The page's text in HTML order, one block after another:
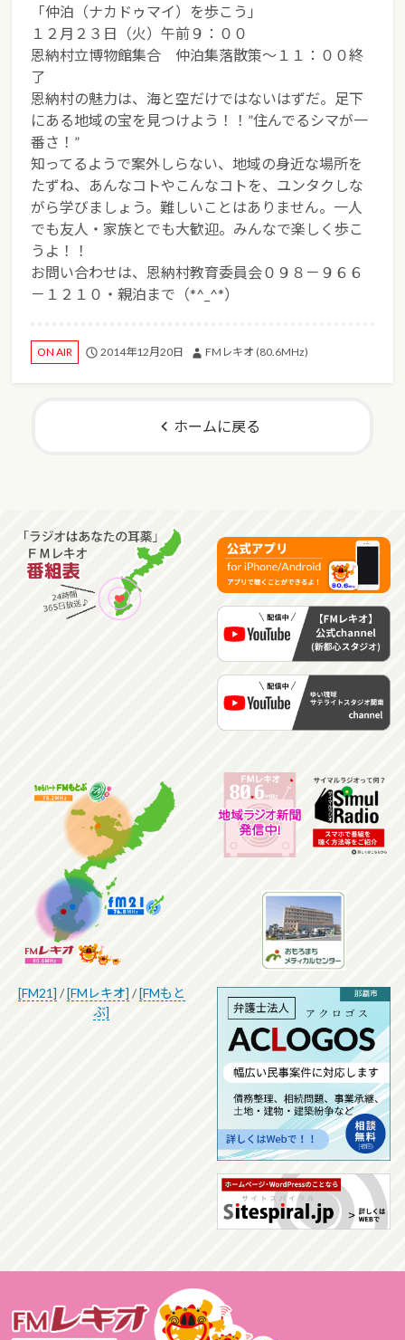
「仲泊（ナカドゥマイ）を歩こう」
１２月２３日（火）午前９：００
恩納村立博物館集合 仲泊集落散策～１１：００終
了
恩納村の魅力は、海と空だけではないはずだ。足下
にある地域の宝を見つけよう！！”住んでるシマが一
番さ！”
知ってるようで案外しらない、地域の身近な場所を
たずね、あんなコトやこんなコトを、ユンタクしな
がら学びましょう。難しいことはありません。一人
でも友人・家族とでも大歓迎。みんなで楽しく歩こ
うよ！！
お問い合わせは、恩納村教育委員会０９８－９６６
－１２１０・親泊まで（*^_^*）
ON AIR 2014年12月20日 FMレキオ (80.6MHz)
ホームに戻る
[FM21] /[FMレキオ] /[FMもと
ぶ]